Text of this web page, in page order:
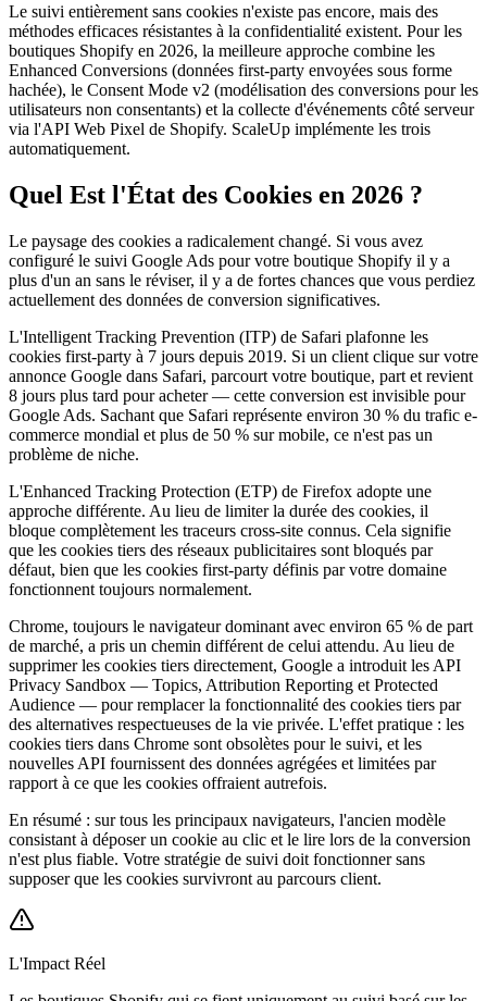
Le suivi entièrement sans cookies n'existe pas encore, mais des
méthodes efficaces résistantes à la confidentialité existent. Pour les
boutiques Shopify en 2026, la meilleure approche combine les
Enhanced Conversions (données first-party envoyées sous forme
hachée), le Consent Mode v2 (modélisation des conversions pour les
utilisateurs non consentants) et la collecte d'événements côté serveur
via l'API Web Pixel de Shopify. ScaleUp implémente les trois
automatiquement.
Quel Est l'État des Cookies en 2026 ?
Le paysage des cookies a radicalement changé. Si vous avez
configuré le suivi Google Ads pour votre boutique Shopify il y a
plus d'un an sans le réviser, il y a de fortes chances que vous perdiez
actuellement des données de conversion significatives.
L'Intelligent Tracking Prevention (ITP) de Safari plafonne les
cookies first-party à 7 jours depuis 2019. Si un client clique sur votre
annonce Google dans Safari, parcourt votre boutique, part et revient
8 jours plus tard pour acheter — cette conversion est invisible pour
Google Ads. Sachant que Safari représente environ 30 % du trafic e-
commerce mondial et plus de 50 % sur mobile, ce n'est pas un
problème de niche.
L'Enhanced Tracking Protection (ETP) de Firefox adopte une
approche différente. Au lieu de limiter la durée des cookies, il
bloque complètement les traceurs cross-site connus. Cela signifie
que les cookies tiers des réseaux publicitaires sont bloqués par
défaut, bien que les cookies first-party définis par votre domaine
fonctionnent toujours normalement.
Chrome, toujours le navigateur dominant avec environ 65 % de part
de marché, a pris un chemin différent de celui attendu. Au lieu de
supprimer les cookies tiers directement, Google a introduit les API
Privacy Sandbox — Topics, Attribution Reporting et Protected
Audience — pour remplacer la fonctionnalité des cookies tiers par
des alternatives respectueuses de la vie privée. L'effet pratique : les
cookies tiers dans Chrome sont obsolètes pour le suivi, et les
nouvelles API fournissent des données agrégées et limitées par
rapport à ce que les cookies offraient autrefois.
En résumé : sur tous les principaux navigateurs, l'ancien modèle
consistant à déposer un cookie au clic et le lire lors de la conversion
n'est plus fiable. Votre stratégie de suivi doit fonctionner sans
supposer que les cookies survivront au parcours client.
L'Impact Réel